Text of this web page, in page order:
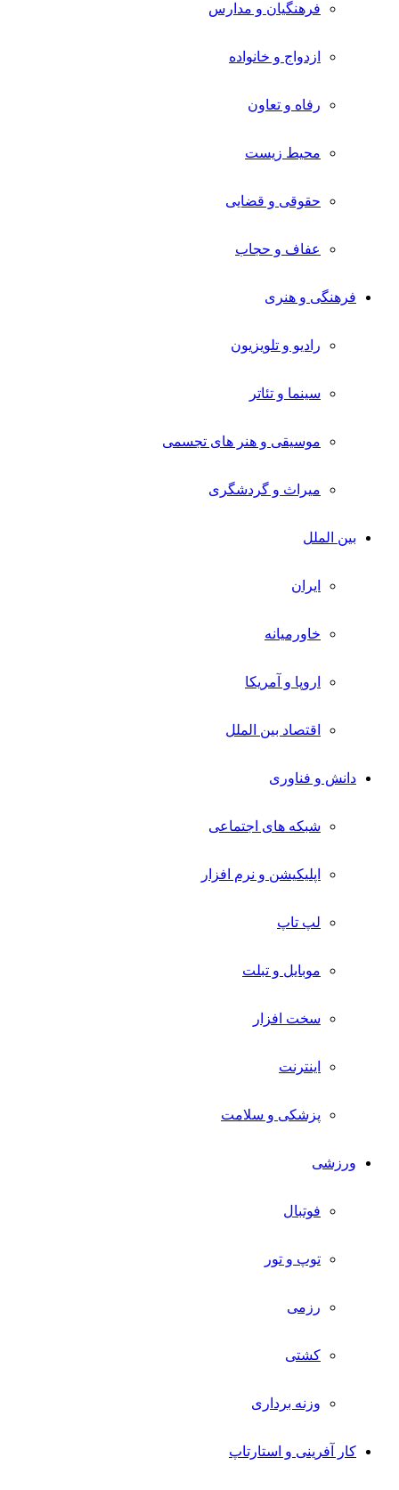
فرهنگیان و مدارس
ازدواج و خانواده
رفاه و تعاون
محیط زیست
حقوقی و قضایی
عفاف و حجاب
فرهنگی و هنری
رادیو و تلویزیون
سینما و تئاتر
موسیقی و هنر های تجسمی
میراث و گردشگری
بین الملل
ایران
خاورمیانه
اروپا و آمریکا
اقتصاد بین الملل
دانش و فناوری
شبکه های اجتماعی
اپلیکیشن و نرم افزار
لپ تاپ
موبایل و تبلت
سخت افزار
اینترنت
پزشکی و سلامت
ورزشی
فوتبال
توپ و تور
رزمی
کشتی
وزنه برداری
کار آفرینی و استارتاپ